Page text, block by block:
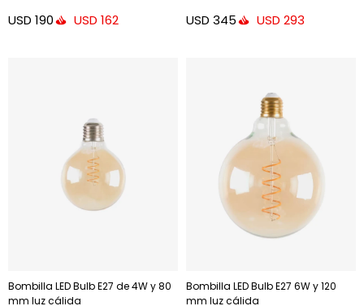
USD 190 USD 162 USD 345 USD 293
Bombilla LED Bulb E27 de 4W y 80
mm luz cálida
Bombilla LED Bulb E27 6W y 120
mm luz cálida